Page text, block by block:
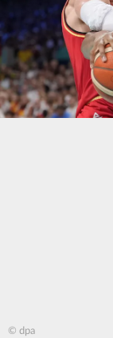
© dpa